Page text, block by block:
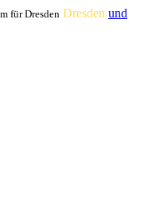
für Dresden Dresden und